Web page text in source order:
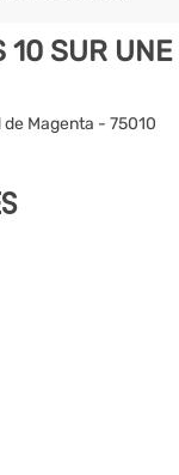
10 SUR UNE
Magenta - 75010